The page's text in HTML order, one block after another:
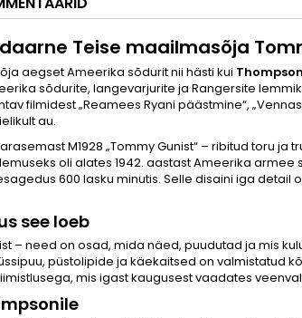
Teise maailmasõja
aegset Ameerika sõdurit nii hästi kui Thompson
sõdurite, langevarjurite ja Rangersite
filmidest „Reamees Ryani päästmine“,
au.
M1928 „Tommy Gunist“ – ribitud toru ja
oli alates 1942. aastast Ameerika armee
600 lasku minutis. Selle disaini iga detail
see loeb
– need on osad, mida näed, puudutad ja mis
püstolipide ja käekaitsed on valmistatud
mis igast kaugusest vaadates